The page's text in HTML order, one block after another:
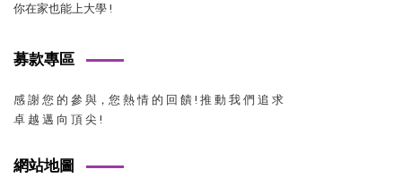
你在家也能上大學 !
募款專區
感 謝 您 的 參 與，您 熱 情 的 回 饋 ! 推 動 我 們 追 求
卓 越 邁 向 頂 尖 !
網站地圖